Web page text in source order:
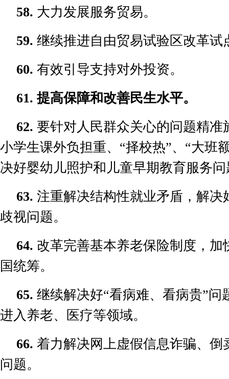
58. 大力发展服务贸易。
59. 继续推进自由贸易试验区改革试
60. 有效引导支持对外投资。
61. 提高保障和改善民生水平。
62. 要针对人民群众关心的问题精准
小学生课外负担重、 “择校热”、 “大班
决好婴幼儿照护和儿童早期教育服务
63. 注重解决结构性就业矛盾，解决
歧视问题。
64. 改革完善基本养老保险制度，加
国统筹。
65. 继续解决好“看病难、看病贵”问
进入养老、医疗等领域。
66. 着力解决网上虚假信息诈骗、倒
问题。